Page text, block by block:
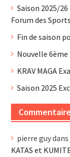
Saison 2025/
Forum des
Fin de saison
Nouvelle 6ème
KRAV MAGA
Saison 2025
pierre guydans
KATAS et